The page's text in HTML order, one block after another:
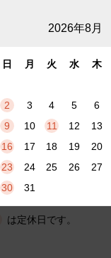
2026年8月
日 月 火 水 木
2
3 4 5 6
9
10 11 12 13
16
17 18 19 20
23
24 25 26 27
30
31
は定休日です。